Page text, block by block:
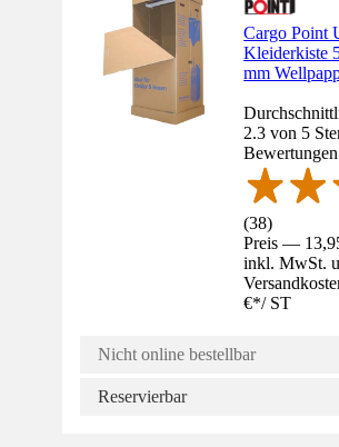
Cargo Point
Kleiderkiste
mm
2.3 von 5
(38)
Preis —
inkl. MwSt.
€*/ ST
Nicht online bestellbar
Reservierbar